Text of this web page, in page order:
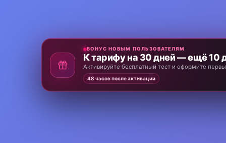
БОНУС НОВЫМ ПОЛЬЗОВАТЕЛЯМ
К тарифу на 30 дней — ещё 10
Активируйте бесплатный тест и оформите
48 часов после активации